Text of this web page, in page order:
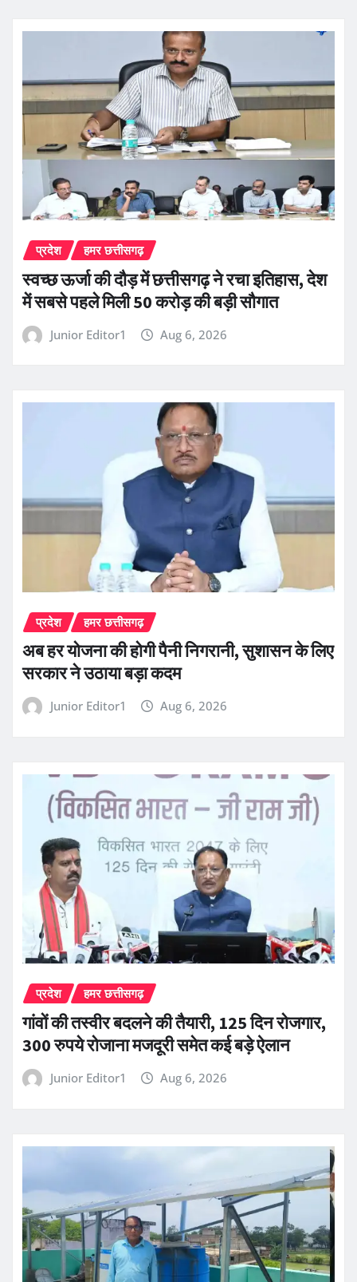
प्रदेश हमर छत्तीसगढ़
स्वच्छ ऊर्जा की दौड़ में छत्तीसगढ़ ने रचा इतिहास, देश
में सबसे पहले मिली 50 करोड़ की बड़ी सौगात
Junior Editor1 Aug 6, 2026
प्रदेश हमर छत्तीसगढ़
अब हर योजना की होगी पैनी निगरानी, सुशासन के लिए
सरकार ने उठाया बड़ा कदम
Junior Editor1 Aug 6, 2026
प्रदेश हमर छत्तीसगढ़
गांवों की तस्वीर बदलने की तैयारी, 125 दिन रोजगार,
300 रुपये रोजाना मजदूरी समेत कई बड़े ऐलान
Junior Editor1 Aug 6, 2026